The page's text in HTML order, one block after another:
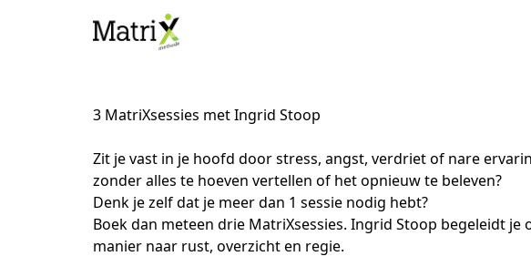
3 MatriXsessies met Ingrid Stoop
Zit je vast in je hoofd door stress, angst, verdriet of nare
zonder alles te hoeven vertellen of het opnieuw te beleven?
Denk je zelf dat je meer dan 1 sessie nodig hebt?
Boek dan meteen drie MatriXsessies. Ingrid Stoop begeleidt je
manier naar rust, overzicht en regie.